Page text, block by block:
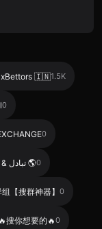
🇮🇳1.5K
0
0
🌍 world Share & تبادل 🌎0
【搜群神器】 0
搜你想要的🔥0